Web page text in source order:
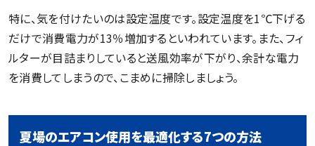
特に、気を付けたいのは設定温度です。設定温度を1℃下げる
だけで消費電力が13％増加するといわれています。また、フィ
ルターが目詰まりしていると送風効率が下がり、余計な電力
を消費してしまうので、こまめに掃除しましょう。
夏場のエアコン使用を最適化する7つの方法